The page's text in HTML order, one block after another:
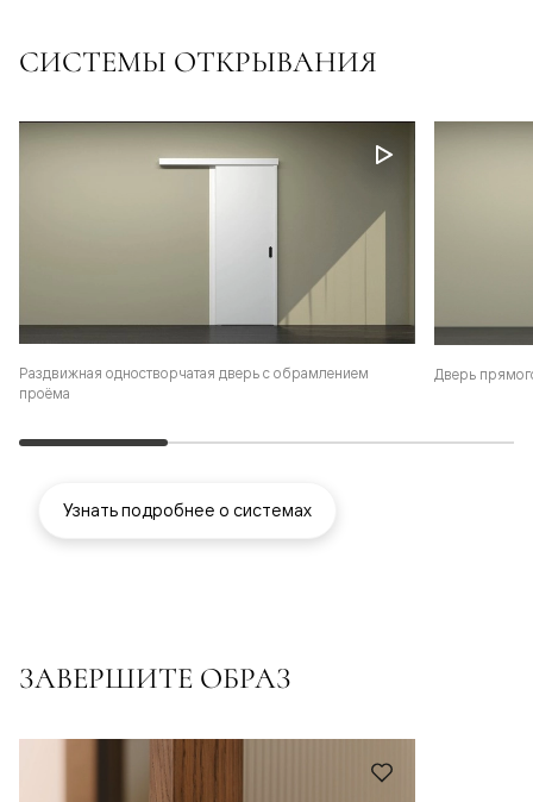
СИСТЕМЫ ОТКРЫВАНИЯ
Раздвижная одностворчатая дверь с обрамлением
проёма
Дверь
Узнать подробнее о системах
ЗАВЕРШИТЕ ОБРАЗ